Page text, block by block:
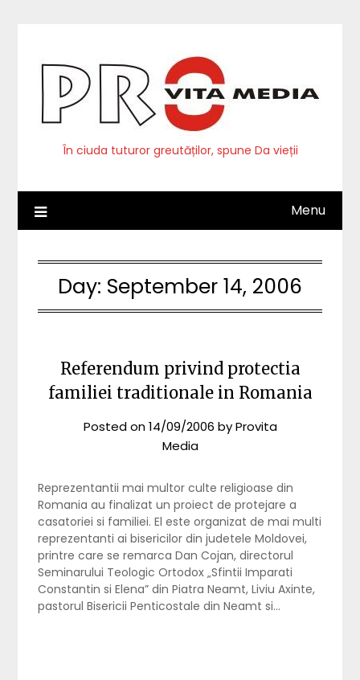
În ciuda tuturor greutăților, spune Da vieții
Menu
Day: September 14, 2006
Referendum privind protectia
familiei traditionale in Romania
Posted on14/09/2006 byProvita
Media
Reprezentantii mai multor culte religioase din
Romania au finalizat un proiect de protejare a
casatoriei si familiei. El este organizat de mai multi
reprezentanti ai bisericilor din judetele Moldovei,
printre care se remarca Dan Cojan, directorul
Seminarului Teologic Ortodox „Sfintii Imparati
Constantin si Elena” din Piatra Neamt, Liviu Axinte,
pastorul Bisericii Penticostale din Neamt si…